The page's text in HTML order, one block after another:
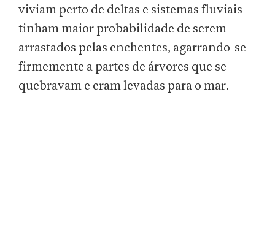
viviam perto de deltas e sistemas fluviais
tinham maior probabilidade de serem
arrastados pelas enchentes, agarrando-se
firmemente a partes de árvores que se
quebravam e eram levadas para o mar.